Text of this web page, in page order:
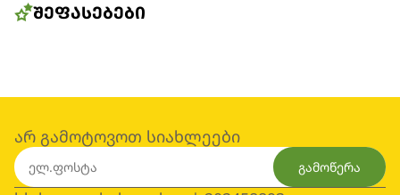
ᲨᲔᲤᲐᲡᲔᲑᲔᲑᲘ
არ გამოტოვოთ სიახლეები
გამოწერა